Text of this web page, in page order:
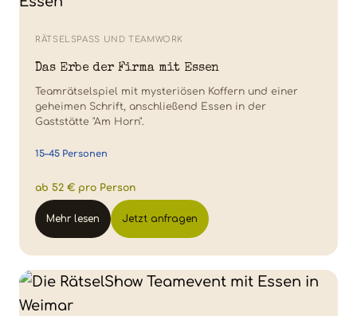
RÄTSELSPASS UND TEAMWORK
Das Erbe der Firma mit Essen
Teamrätselspiel mit mysteriösen Koffern und einer
geheimen Schrift, anschließend Essen in der
Gaststätte "Am Horn".
15–45 Personen
ab 52 € pro Person
Mehr lesen Jetzt anfragen